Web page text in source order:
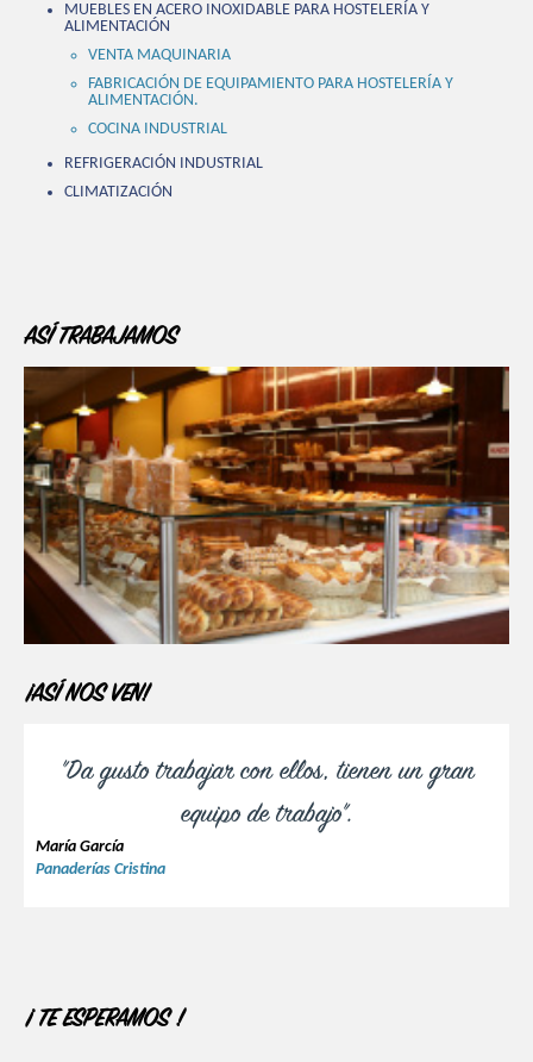
MUEBLES EN ACERO INOXIDABLE PARA HOSTELERÍA Y
ALIMENTACIÓN
VENTA MAQUINARIA
FABRICACIÓN DE EQUIPAMIENTO PARA HOSTELERÍA Y
ALIMENTACIÓN.
COCINA INDUSTRIAL
REFRIGERACIÓN INDUSTRIAL
CLIMATIZACIÓN
ASÍ TRABAJAMOS
¡ASÍ NOS VEN!
"Da gusto trabajar con ellos, tienen un gran
equipo de trabajo".
María García
Panaderías Cristina
¡ TE ESPERAMOS !